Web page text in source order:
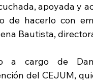
apoyada y
de hacerlo con
Bautista,
a cargo de
del CEJUM,